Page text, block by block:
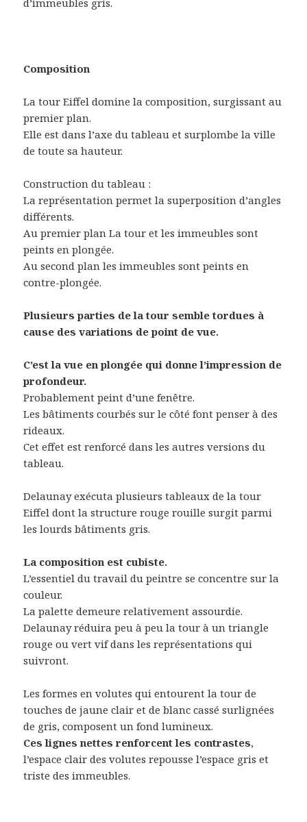
d’immeubles gris.
Composition
La tour Eiffel domine la composition, surgissant au
premier plan.
Elle est dans l’axe du tableau et surplombe la ville
de toute sa hauteur.
Construction du tableau :
La représentation permet la superposition d’angles
différents.
Au premier plan La tour et les immeubles sont
peints en plongée.
Au second plan les immeubles sont peints en
contre-plongée.
Plusieurs parties de la tour semble tordues à
cause des variations de point de vue.
C’est la vue en plongée qui donne l’impression de
profondeur.
Probablement peint d’une fenêtre.
Les bâtiments courbés sur le côté font penser à des
rideaux.
Cet effet est renforcé dans les autres versions du
tableau.
Delaunay exécuta plusieurs tableaux de la tour
Eiffel dont la structure rouge rouille surgit parmi
les lourds bâtiments gris.
La composition est cubiste.
L’essentiel du travail du peintre se concentre sur la
couleur.
La palette demeure relativement assourdie.
Delaunay réduira peu à peu la tour à un triangle
rouge ou vert vif dans les représentations qui
suivront.
Les formes en volutes qui entourent la tour de
touches de jaune clair et de blanc cassé surlignées
de gris, composent un fond lumineux.
Ces lignes nettes renforcent les contrastes,
l’espace clair des volutes repousse l’espace gris et
triste des immeubles.